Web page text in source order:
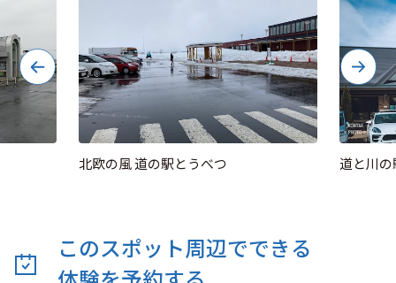
北欧の風 道の駅とうべつ 道と川
このスポット周辺でできる